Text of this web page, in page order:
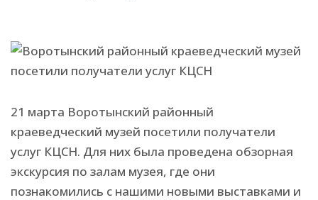
21 марта Воротынский районный
краеведческий музей посетили получатели
услуг КЦСН. Для них была проведена обзорная
экскурсия по залам музея, где они
познакомились с нашими новыми выставками и